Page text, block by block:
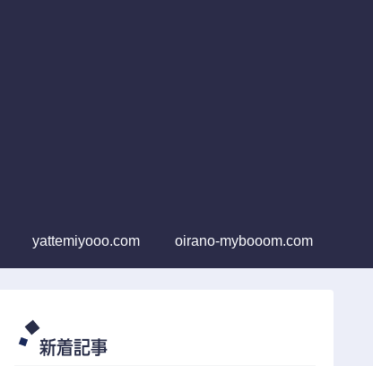
yattemiyooo.com oirano-mybooom.com
新着記事